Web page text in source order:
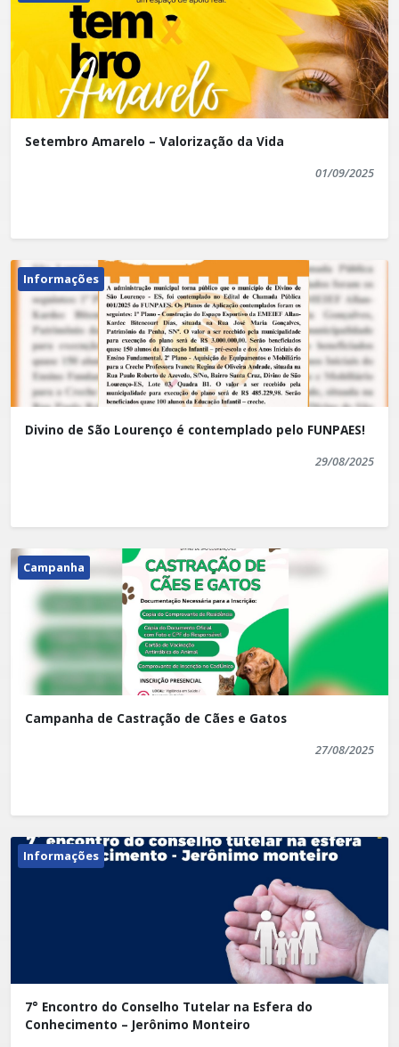
Setembro Amarelo – Valorização da Vida
01/09/2025
Informações
Divino de São Lourenço é contemplado pelo FUNPAES!
29/08/2025
Campanha
Campanha de Castração de Cães e Gatos
27/08/2025
Informações
7° Encontro do Conselho Tutelar na Esfera do
Conhecimento – Jerônimo Monteiro